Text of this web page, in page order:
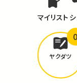
マイリスト
ヤクダツ
0